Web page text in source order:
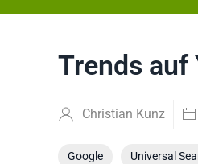
Trends auf
Christian Kunz
Google Universal